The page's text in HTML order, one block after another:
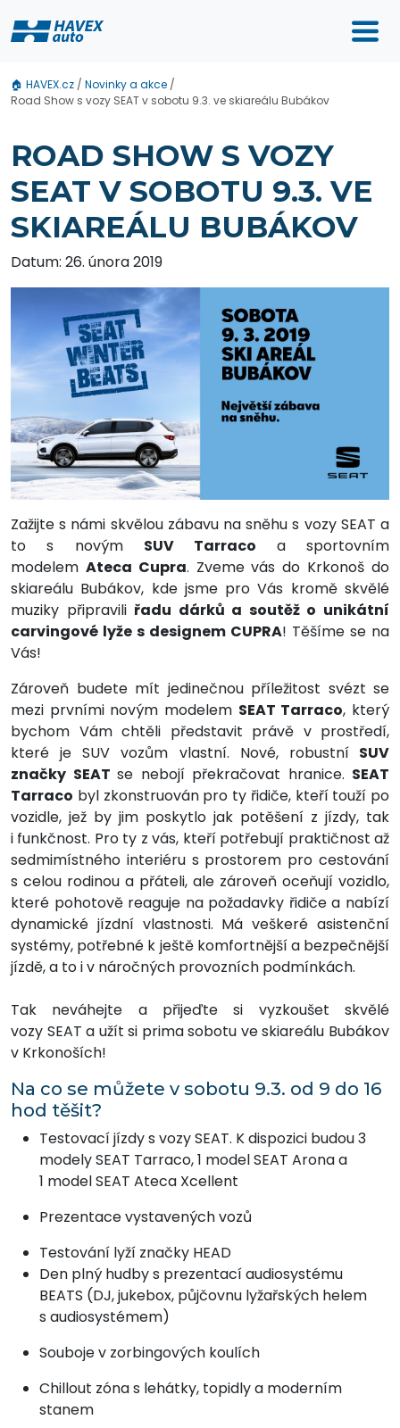
🏠 HAVEX.cz / Novinky a akce /
Road Show s vozy SEAT v sobotu 9.3. ve skiareálu Bubákov
ROAD SHOW S VOZY
SEAT V SOBOTU 9.3. VE
SKIAREÁLU BUBÁKOV
Datum: 26. února 2019
Zažijte s námi skvělou zábavu na sněhu s vozy SEAT a
to s novým SUV Tarraco a sportovním
modelem Ateca Cupra. Zveme vás do Krkonoš do
skiareálu Bubákov, kde jsme pro Vás kromě skvělé
muziky připravili řadu dárků a soutěž o unikátní
carvingové lyže s designem CUPRA! Těšíme se na
Vás!
Zároveň budete mít jedinečnou příležitost svézt se
mezi prvními novým modelem SEAT Tarraco, který
bychom Vám chtěli představit právě v prostředí,
které je SUV vozům vlastní. Nové, robustníSUV
značky SEAT se nebojí překračovat hranice. SEAT
Tarraco byl zkonstruován pro ty řidiče, kteří touží po
vozidle, jež by jim poskytlo jak potěšení z jízdy, tak
i funkčnost. Pro ty z vás, kteří potřebují praktičnost až
sedmimístného interiéru s prostorem pro cestování
s celou rodinou a přáteli, ale zároveň oceňují vozidlo,
které pohotově reaguje na požadavky řidiče a nabízí
dynamické jízdní vlastnosti. Má veškeré asistenční
systémy, potřebné k ještě komfortnější a bezpečnější
jízdě, a to i v náročných provozních podmínkách.
Tak neváhejte a přijeďte si vyzkoušet skvělé
vozy SEAT a užít si prima sobotu ve skiareálu Bubákov
v Krkonoších!
Na co se můžete v sobotu 9.3. od 9 do 16
hod těšit?
Testovací jízdy s vozy SEAT. K dispozici budou 3
modely SEAT Tarraco, 1 model SEAT Arona a
1 model SEAT Ateca Xcellent
Prezentace vystavených vozů
Testování lyží značky HEAD
Den plný hudby s prezentací audiosystému
BEATS (DJ, jukebox, půjčovnu lyžařských helem
s audiosystémem)
Souboje v zorbingových koulích
Chillout zóna s lehátky, topidly a moderním
stanem